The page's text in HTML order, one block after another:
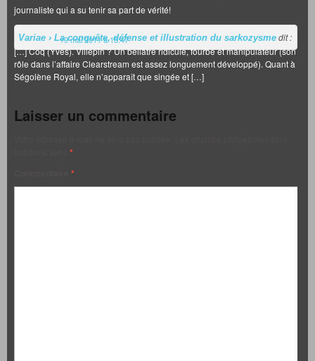
journaliste qui a su tenir sa part de vérité!
Variae › La conquête, défense et illustration du sarkozysme dit :
19 mai 2011 à 15:47
[…] Coq (Yves). Villepin ? Un bellâtre ridicule, fourbe et manipulateur (son
rôle dans l’affaire Clearstream est assez longuement développé). Quant à
Ségolène Royal, elle n’apparaît que singée et […]
Laisser un commentaire
*
*